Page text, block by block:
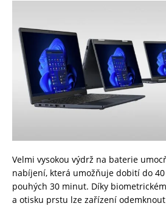
Velmi vysokou výdrž na baterie
nabíjení, která umožňuje dobití do
pouhých 30 minut. Díky
a otisku prstu lze zařízení